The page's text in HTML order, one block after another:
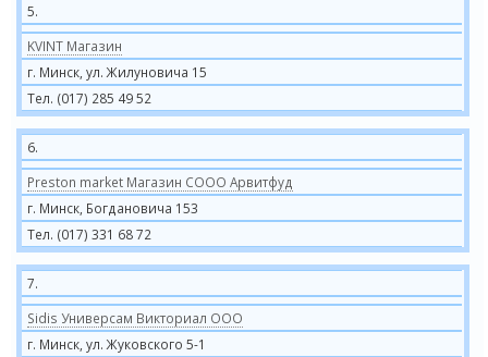
5.
KVINT Магазин
г. Минск, ул. Жилуновича 15
Тел. (017) 285 49 52
6.
Preston market Магазин СООО Арвитфуд
г. Минск, Богдановича 153
Тел. (017) 331 68 72
7.
Sidis Универсам Викториал ООО
г. Минск, ул. Жуковского 5-1